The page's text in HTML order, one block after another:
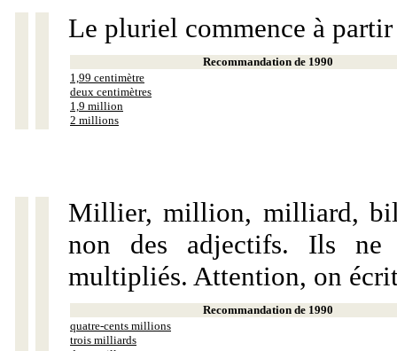
Le pluriel commence à
Recommandation de 1990
1,99 centimètre
deux centimètres
1,9 million
2 millions
Millier, million, milliard,
non des adjectifs. Ils ne
multipliés. Attention, on
Recommandation de 1990
quatre-cents millions
trois milliards